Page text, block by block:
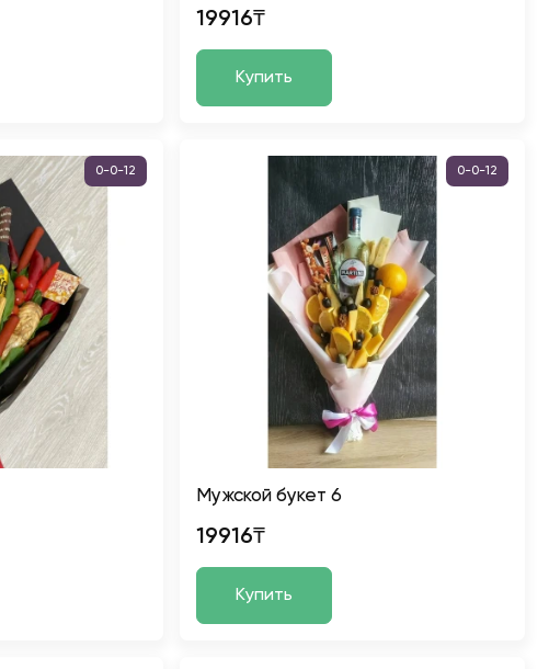
19916₸
Купить
0-0-12 0-0-12
Мужской букет 6
19916₸
Купить